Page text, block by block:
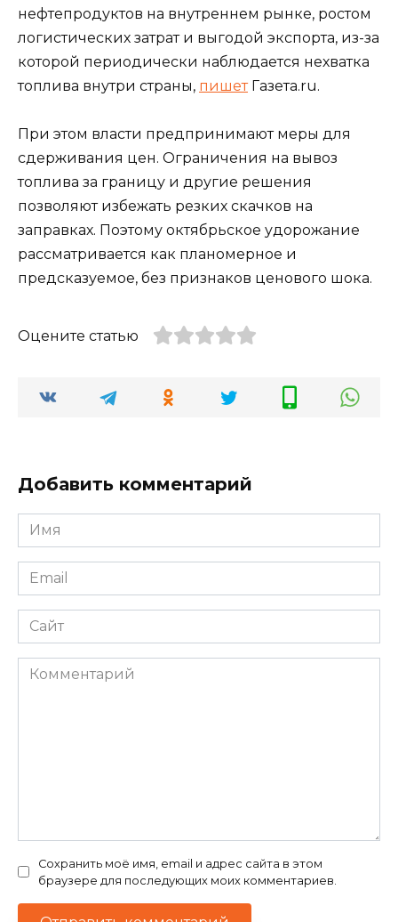
нефтепродуктов на внутреннем рынке, ростом
логистических затрат и выгодой экспорта, из-за
которой периодически наблюдается нехватка
топлива внутри страны, пишетГазета.ru.
При этом власти предпринимают меры для
сдерживания цен. Ограничения на вывоз
топлива за границу и другие решения
позволяют избежать резких скачков на
заправках. Поэтому октябрьское удорожание
рассматривается как планомерное и
предсказуемое, без признаков ценового шока.
Оцените статью
Добавить комментарий
Имя
*
Email
*
Сайт
Комментарий
Сохранить моё имя, email и адрес сайта в этом
браузере для последующих моих комментариев.